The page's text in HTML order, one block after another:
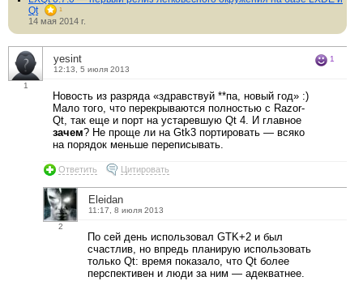
Qt
1
14 мая 2014 г.
1
yesint
12:13, 5 июля 2013
1
Новость из разряда «здравствуй **па, новый год» :)
Мало того, что перекрываются полностью с Razor-
Qt, так еще и порт на устаревшую Qt 4. И главное
зачем? Не проще ли на Gtk3 портировать — всяко
на порядок меньше переписывать.
Ответить Цитировать
2
Eleidan
11:17, 8 июля 2013
По сей день использовал GTK+2 и был
счастлив, но впредь планирую использовать
только Qt: время показало, что Qt более
перспективен и люди за ним — адекватнее.